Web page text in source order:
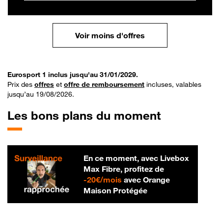
Voir moins d'offres
Eurosport 1 inclus jusqu'au 31/01/2029.
Prix des offres et offre de remboursement incluses, valables
jusqu’au 19/08/2026.
Les bons plans du moment
En ce moment, avec Livebox
Max Fibre, profitez de
-20€/mois20 € par mois
avec Orange
Maison Protégée